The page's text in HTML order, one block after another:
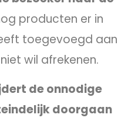
producten er in
toegevoegd aan
wil afrekenen.
de onnodige
doorgaan